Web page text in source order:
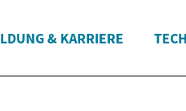
& KARRIERE